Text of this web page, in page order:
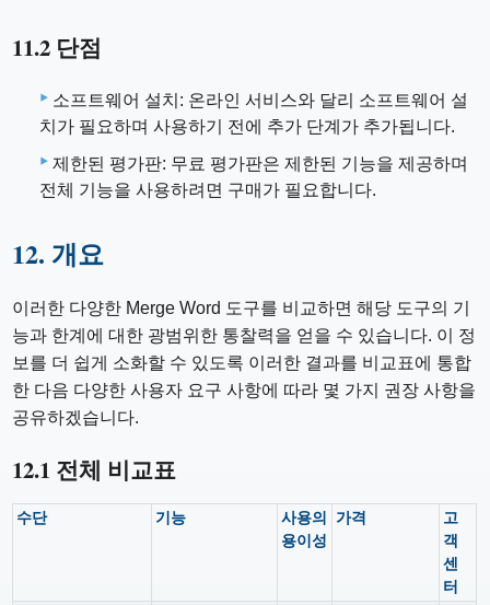
11.2 단점
소프트웨어 설치: 온라인 서비스와 달리 소프트웨어 설
치가 필요하며 사용하기 전에 추가 단계가 추가됩니다.
제한된 평가판: 무료 평가판은 제한된 기능을 제공하며
전체 기능을 사용하려면 구매가 필요합니다.
12. 개요
이러한 다양한 Merge Word 도구를 비교하면 해당 도구의 기
능과 한계에 대한 광범위한 통찰력을 얻을 수 있습니다. 이 정
보를 더 쉽게 소화할 수 있도록 이러한 결과를 비교표에 통합
한 다음 다양한 사용자 요구 사항에 따라 몇 가지 권장 사항을
공유하겠습니다.
12.1 전체 비교표
수단 기능
사용의
용이성
가격
고
객
센
터